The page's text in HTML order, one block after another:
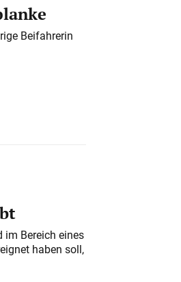
Beifahrerin
im Bereich eines
haben soll,